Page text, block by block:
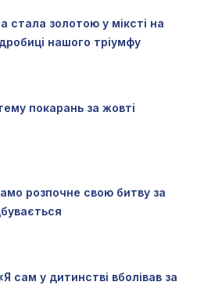
стала золотою у міксті на
нашого тріумфу
покарань за жовті
розпочне свою битву за
сам у дитинстві вболівав за